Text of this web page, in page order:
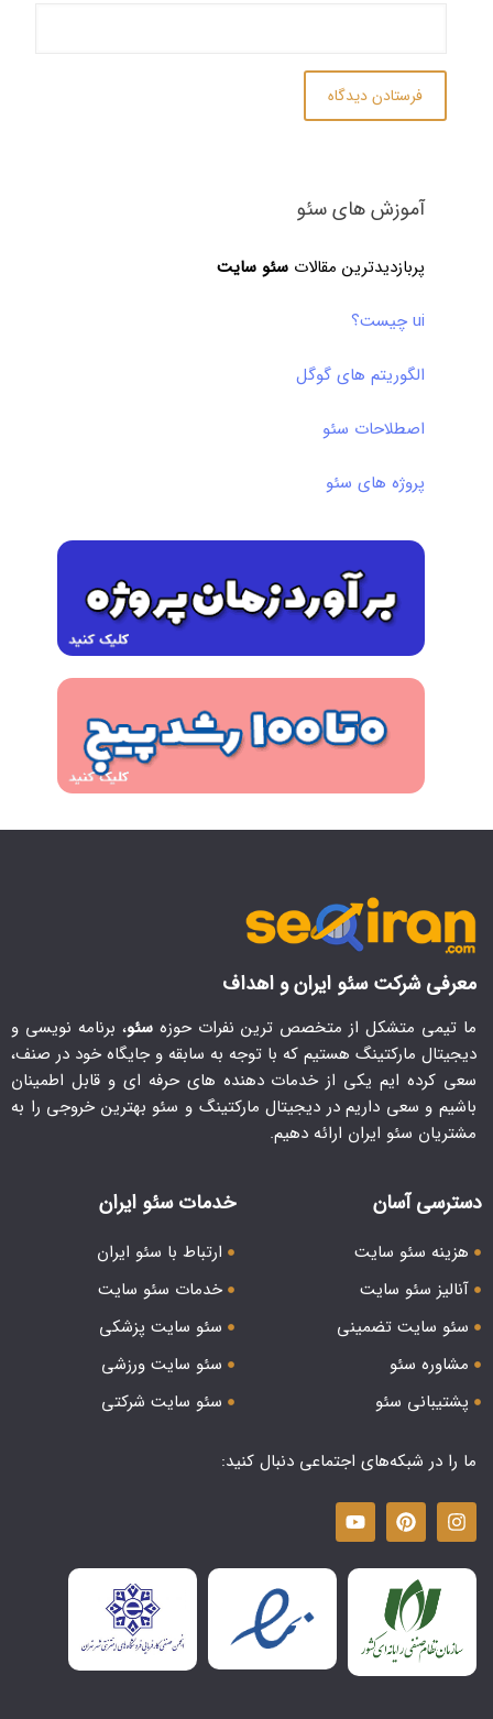
آموزش های سئو
پربازدیدترین مقالات سئو سایت
ui چیست؟
الگوریتم های گوگل
اصطلاحات سئو
پروژه های سئو
معرفی شرکت سئو ایران و اهداف
ما تیمی متشکل از متخصص ترین نفرات حوزه سئو، برنامه نویسی و
دیجیتال مارکتینگ هستیم که با توجه به سابقه و جایگاه خود در صنف،
سعی کرده ایم یکی از خدمات دهنده های حرفه ای و قابل اطمینان
باشیم و سعی داریم در دیجیتال مارکتینگ و سئو بهترین خروجی را به
مشتریان سئو ایران ارائه دهیم.
دسترسی آسان
هزینه سئو سایت
آنالیز سئو سایت
سئو سایت تضمینی
مشاوره سئو
پشتیبانی سئو
خدمات سئو ایران
ارتباط با سئو ایران
خدمات سئو سایت
سئو سایت پزشکی
سئو سایت ورزشی
سئو سایت شرکتی
ما را در شبکه‌های اجتماعی دنبال کنید: